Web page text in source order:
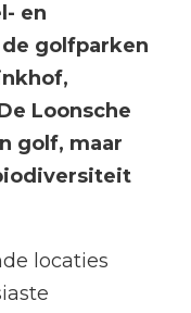
en
golfparken
Loonsche
golf, maar
locaties